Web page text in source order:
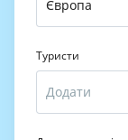
Туристи